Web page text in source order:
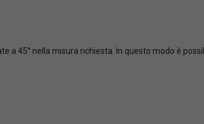
a 45° nella misura richiesta. In questo modo è